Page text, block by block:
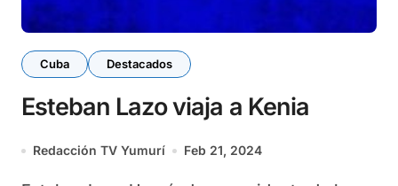
Cuba Destacados
Esteban Lazo viaja a Kenia
Redacción TV Yumurí Feb 21, 2024